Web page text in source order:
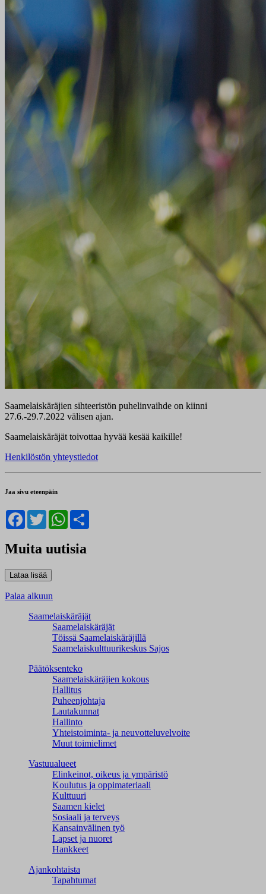
Saamelaiskäräjien sihteeristön puhelinvaihde on kiinni
27.6.-29.7.2022 välisen ajan.
Saamelaiskäräjät toivottaa hyvää kesää kaikille!
Henkilöstön yhteystiedot
Jaa sivu eteenpäin
Facebook
TwitterWhatsApp
Muita uutisia
Palaa alkuun
Saamelaiskäräjät
Saamelaiskäräjät
Töissä Saamelaiskäräjillä
Saamelaiskulttuuri­keskus Sajos
Päätöksenteko
Saamelaiskäräjien kokous
Hallitus
Puheenjohtaja
Lautakunnat
Hallinto
Yhteistoiminta- ja neuvotteluvelvoite
Muut toimielimet
Vastuualueet
Elinkeinot, oikeus ja ympäristö
Koulutus ja oppimateriaali
Kulttuuri
Saamen kielet
Sosiaali ja terveys
Kansainvälinen työ
Lapset ja nuoret
Hankkeet
Ajankohtaista
Tapahtumat